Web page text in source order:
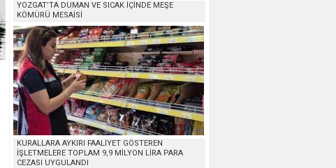
YOZGAT’TA DUMAN VE SICAK İÇİNDE MEŞE
KÖMÜRÜ MESAİSİ
KURALLARA AYKIRI FAALİYET GÖSTEREN
İŞLETMELERE TOPLAM 9,9 MİLYON LİRA PARA
CEZASI UYGULANDI